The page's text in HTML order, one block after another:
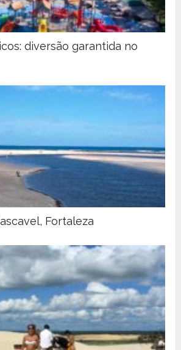
diversão garantida no
Fortaleza